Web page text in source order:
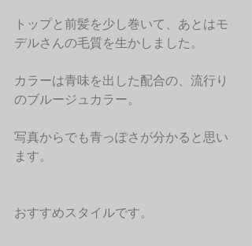
トップと前髪を少し巻いて、あとはモ
デルさんの毛質を生かしました。
カラーは青味を出した配合の、流行り
のブルージュカラー。
写真からでも青っぽさが分かると思い
ます。
おすすめスタイルです。